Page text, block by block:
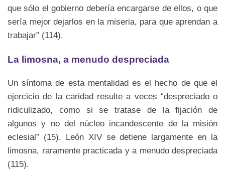
que sólo el gobierno debería encargarse de ellos, o que
sería mejor dejarlos en la miseria, para que aprendan a
trabajar” (114).
La limosna, a menudo despreciada
Un síntoma de esta mentalidad es el hecho de que el
ejercicio de la caridad resulte a veces “despreciado o
ridiculizado, como si se tratase de la fijación de
algunos y no del núcleo incandescente de la misión
eclesial” (15). León XIV se detiene largamente en la
limosna, raramente practicada y a menudo despreciada
(115).